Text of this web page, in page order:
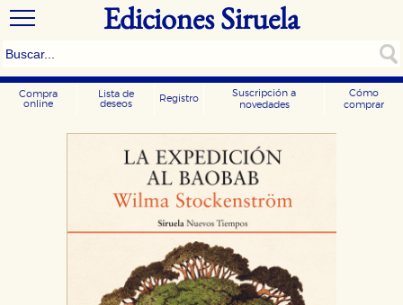
Ediciones Siruela
Compra
online
Lista de
deseos
Registro
Suscripción a
novedades
Cómo
comprar